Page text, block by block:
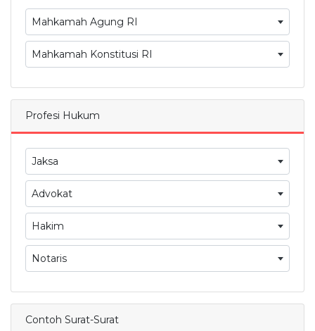
Mahkamah Agung RI
Mahkamah Konstitusi RI
Profesi Hukum
Jaksa
Advokat
Hakim
Notaris
Contoh Surat-Surat